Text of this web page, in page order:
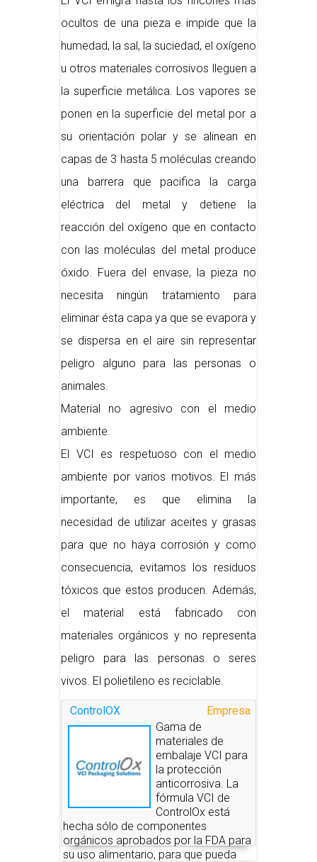
ocultos de una pieza e impide que la
humedad, la sal, la suciedad, el oxígeno
u otros materiales corrosivos lleguen a
la superficie metálica. Los vapores se
ponen en la superficie del metal por a
su orientación polar y se alinean en
capas de 3 hasta 5 moléculas creando
una barrera que pacifica la carga
eléctrica del metal y detiene la
reacción del oxígeno que en contacto
con las moléculas del metal produce
óxido. Fuera del envase, la pieza no
necesita ningún tratamiento para
eliminar ésta capa ya que se evapora y
se dispersa en el aire sin representar
peligro alguno para las personas o
animales.
Material no agresivo con el medio
ambiente.
El VCI es respetuoso con el medio
ambiente por varios motivos. El más
importante, es que elimina la
necesidad de utilizar aceites y grasas
para que no haya corrosión y como
consecuencia, evitamos los residuos
tóxicos que estos producen. Además,
el material está fabricado con
materiales orgánicos y no representa
peligro para las personas o seres
vivos. El polietileno es reciclable.
Empresa
ControlOX
Gama de
materiales de
embalaje VCI para
la protección
anticorrosiva. La
fórmula VCI de
ControlOx está
hecha sólo de componentes
orgánicos aprobados por la FDA para
su uso alimentario, para que pueda